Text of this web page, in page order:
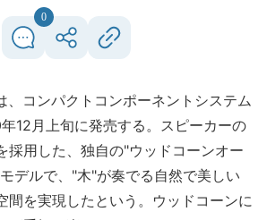
0
、コンパクトコンポーネントシステム
12月上旬に発売する。スピーカーの
採用した、独自の"ウッドコーンオー
デルで、"木"が奏でる自然で美しい
間を実現したという。ウッドコーンに